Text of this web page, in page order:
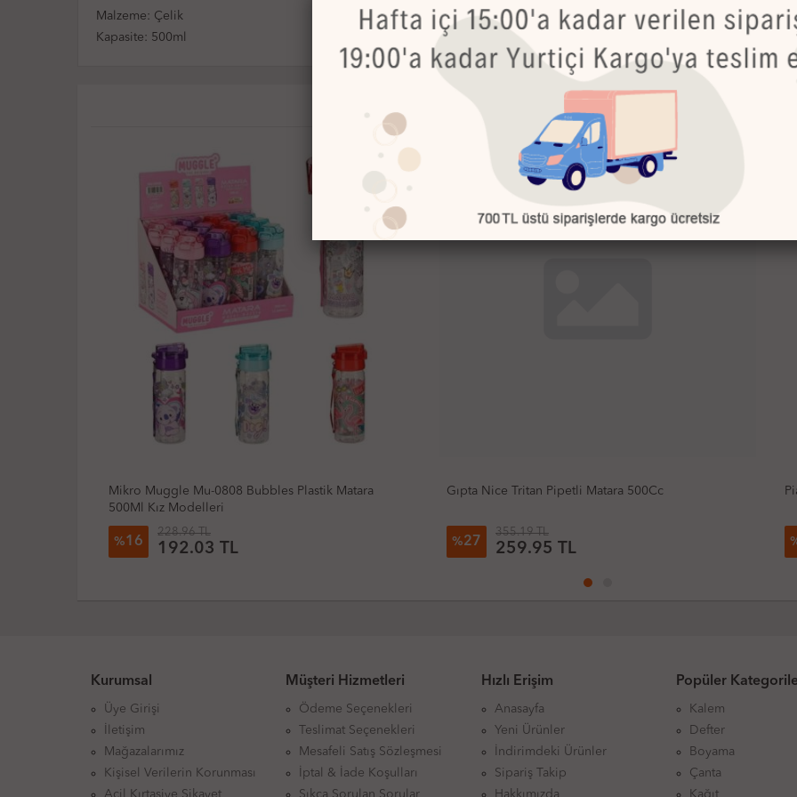
Malzeme: Çelik
Kapasite: 500ml
Bu Ürünler de İlginizi Çekebilir
Gıpta Nice Tritan Pipetli Matara 500Cc
%27
355.19 TL
259.95 TL
Piano 597731 Otomatik Pipetli Matara 500Ml (Adet)
%46
201.90 TL
109.90 TL
Kurumsal
Üye Girişi
İletişim
Mağazalarımız
Kişisel Verilerin Korunması
Müşteri Hizmetleri
Ödeme Seçenekleri
Teslimat Seçenekleri
Mesafeli Satış Sözleşmesi
İptal & İade Koşulları
Hızlı Erişim
Anasayfa
Yeni Ürünler
İndirimdeki Ürünler
Sipariş Takip
Popüler
Kalem
Defter
Boyama
Çanta